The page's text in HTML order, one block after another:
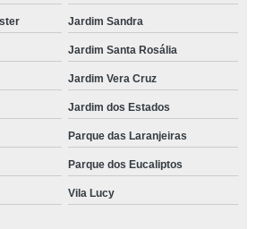
rodovias que indicam velocidade Jardim Guarujá
de rodovia Atibaia
valores Porto Feliz
que indicam velocidade valores
Jardim Sandra
Jardim Santa Rosália
Jardim Vera Cruz
Jardim dos Estados
Parque das Laranjeiras
Parque dos Eucaliptos
Vila Lucy